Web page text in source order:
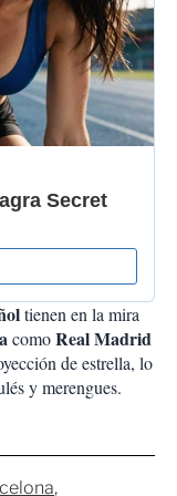
tienen en la mira
comoReal Madrid
de estrella, lo
y merengues.